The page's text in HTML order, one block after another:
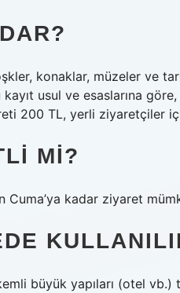
konaklar, müzeler ve
usul ve esaslarına
200 TL, yerli ziyaretçiler
MI?
kadar ziyaret
büyük yapıları (otel vb.)